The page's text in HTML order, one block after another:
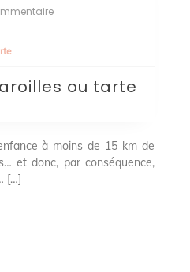
on
tarte
au
ou tarte
à moins de 15 km de
et donc, par conséquence,
[…]